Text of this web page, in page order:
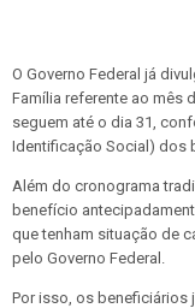
O Governo Federal já
Família referente ao mês
seguem até o dia 31,
Identificação Social) dos
Além do cronograma
benefício
que tenham situação de
pelo Governo Federal.
Por isso, os beneficiários